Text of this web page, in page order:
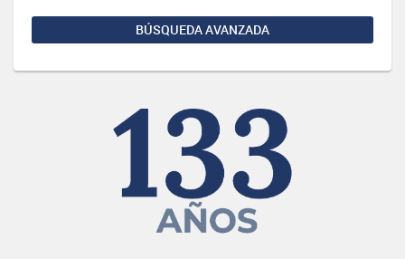
BÚSQUEDA AVANZADA